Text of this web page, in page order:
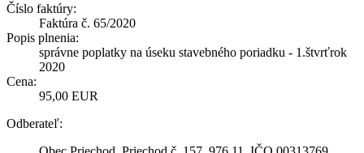
Číslo faktúry:
Faktúra č. 65/2020
Popis plnenia:
správne poplatky na úseku stavebného poriadku - 1.štvrťrok
2020
Cena:
95,00 EUR
Odberateľ: